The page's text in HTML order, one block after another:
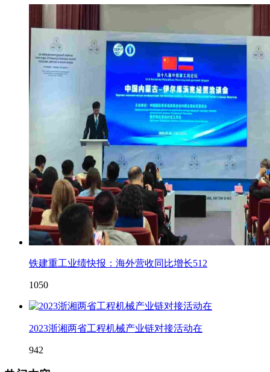
铁建重工业绩快报：海外营收同比增长512
1050
2023浙湘两省工程机械产业链对接活动在
942